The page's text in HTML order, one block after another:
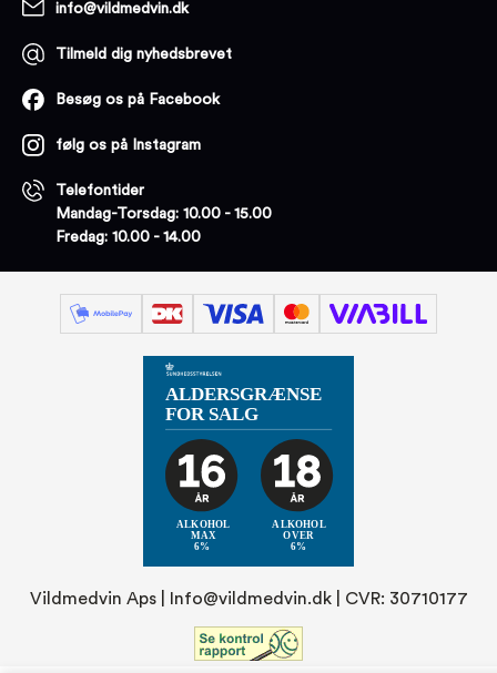
info@vildmedvin.dk
Tilmeld dig nyhedsbrevet
Besøg os på Facebook
følg os på Instagram
Telefontider
Mandag-Torsdag: 10.00 - 15.00
Fredag: 10.00 - 14.00
Vildmedvin Aps | Info@vildmedvin.dk| CVR: 30710177